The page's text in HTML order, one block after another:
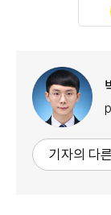
기자의 다